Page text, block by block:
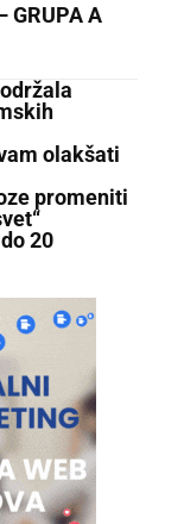
GRUPA A
olakšati
promeniti
20